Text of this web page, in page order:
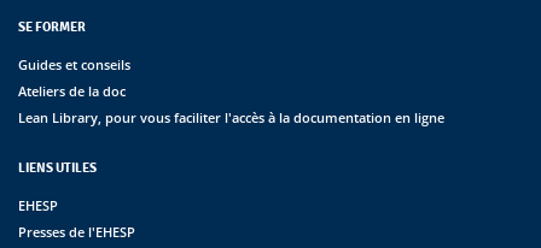
SE FORMER
Guides et conseils
Ateliers de la doc
Lean Library, pour vous faciliter l'accès à la documentation en ligne
LIENS UTILES
EHESP
Presses de l'EHESP